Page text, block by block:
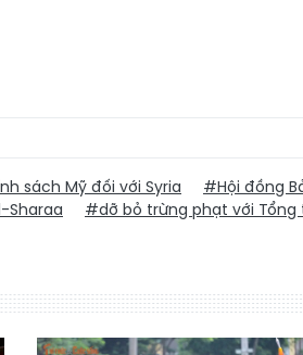
sách Mỹ đối với Syria
#Hội đồng
Sharaa
#dỡ bỏ trừng phạt với Tổng